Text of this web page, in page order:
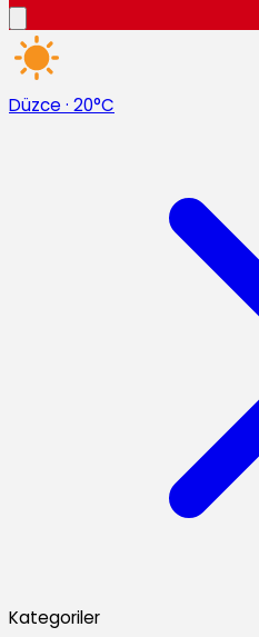
Düzce · 20°C
Kategoriler